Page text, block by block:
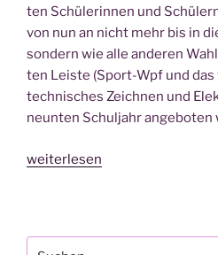
ten Schü­le­rin­nen und
von nun an nicht mehr bis in
son­dern wie alle ande­ren
ten Leis­te (Sport-Wpf und das
tech­ni­sches Zeich­nen und
neun­ten Schul­jahr ange­bo­ten
„War­
be?“
weiterlesen